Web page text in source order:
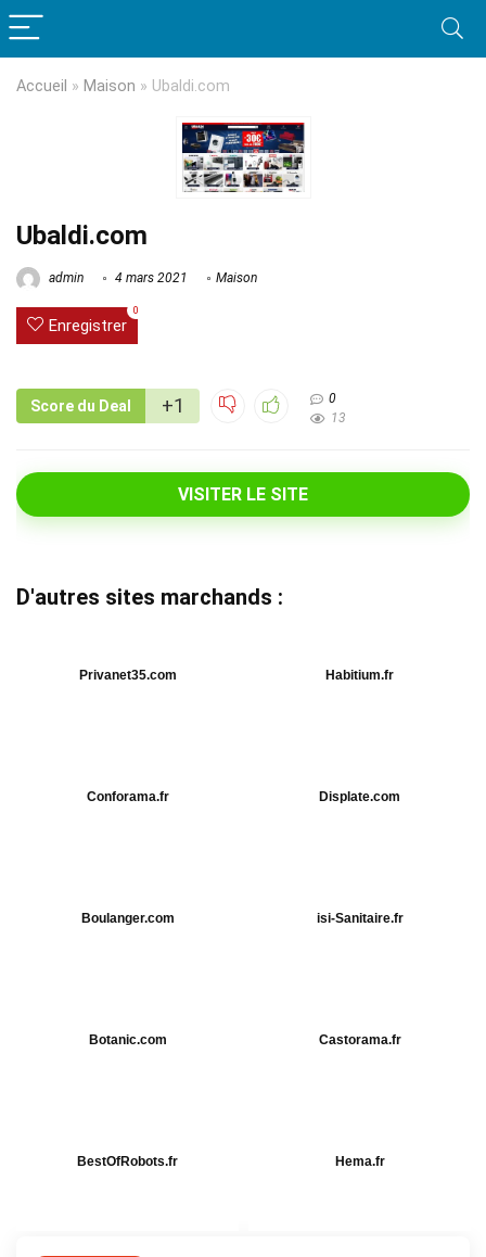
Accueil » Maison » Ubaldi.com
Ubaldi.com
admin 4 mars 2021 Maison
Enregistrer
0
Score du Deal +1
0
13
VISITER LE SITE
D'autres sites marchands :
Privanet35.com Habitium.fr
Conforama.fr Displate.com
Boulanger.com isi-Sanitaire.fr
Botanic.com Castorama.fr
BestOfRobots.fr Hema.fr